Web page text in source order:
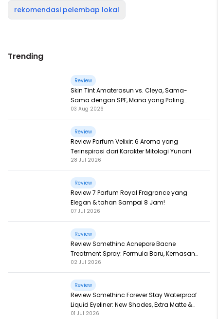
rekomendasi pelembap lokal
Trending
Review
Skin Tint Amaterasun vs. Cleya, Sama-
Sama dengan SPF, Mana yang Paling
Nampol?
03 Aug 2026
Review
Review Parfum Velixir: 6 Aroma yang
Terinspirasi dari Karakter Mitologi Yunani
28 Jul 2026
Review
Review 7 Parfum Royal Fragrance yang
Elegan & tahan Sampai 8 Jam!
07 Jul 2026
Review
Review Somethinc Acnepore Bacne
Treatment Spray: Formula Baru, Kemasan
Baru, Makin Ampuh!
02 Jul 2026
Review
Review Somethinc Forever Stay Waterproof
Liquid Eyeliner: New Shades, Extra Matte &
Super Pigmented!
01 Jul 2026